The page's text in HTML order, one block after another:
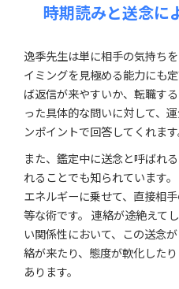
時期読みと送念に
逸季先生は単に相手の気持ち
イミングを見極める能力にも
ば返信が来やすいか、転職す
った具体的な問いに対して、
ンポイントで回答してくれます
また、鑑定中に送念と呼ばれ
れることでも知られています
エネルギーに乗せて、直接相
等な術です。 連絡が途絶えて
い関係性において、この送念
絡が来たり、態度が軟化した
あります。